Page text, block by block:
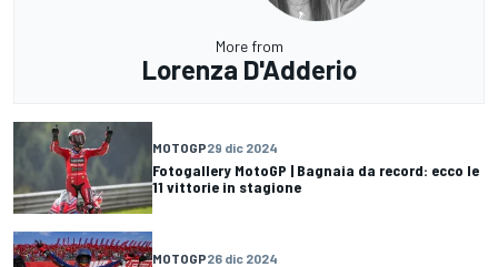
More from
Lorenza D'Adderio
MOTOGP29 dic 2024
Fotogallery MotoGP | Bagnaia da record: ecco le
11 vittorie in stagione
MOTOGP26 dic 2024